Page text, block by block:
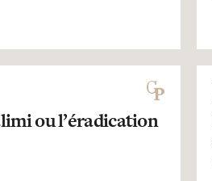
ou l’éradication